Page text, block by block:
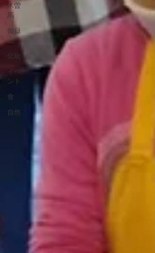
木曽
馬
御嶽
山
伝統
イベ
ント
食
自然